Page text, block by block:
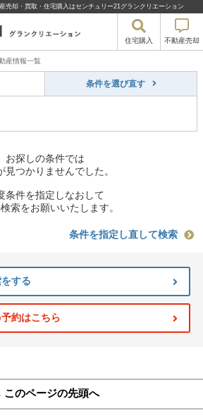
売却・買取・住宅購入はセンチュリー21グランクリエーション
住宅購入 不動産売却
産情報一覧
条件を選び直す
お探しの条件では
見つかりませんでした。
条件を指定しなおして
索をお願いいたします。
条件を指定し直して検索
する
約はこちら
このページの先頭へ